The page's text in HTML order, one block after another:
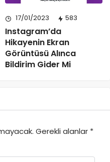
17/01/2023 583
Instagram’da
Hikayenin Ekran
Görüntüsü Alınca
Bildirim Gider Mi
Gerekli alanlar *